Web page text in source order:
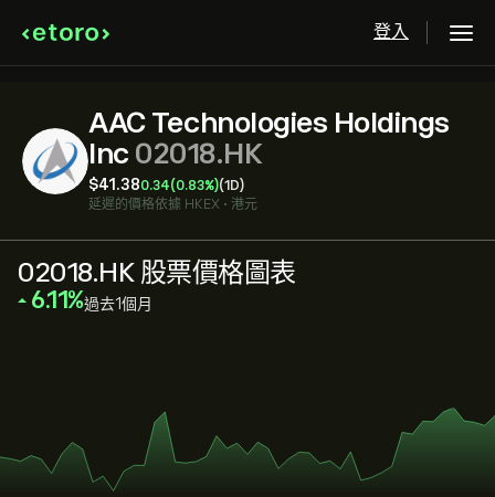
登入
AAC Technologies Holdings
Inc 02018.HK
‎$‎41.380.34(0.83%)(1D)
延遲的價格依據 HKEX • 港元
02018.HK 股票價格圖表
‎6.11‎ 過去1個月